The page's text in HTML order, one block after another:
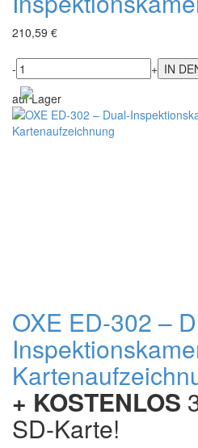
210,59 €
-
+
auf Lager
OXE ED-302 –
+ KOSTENLOS
SD-Karte!